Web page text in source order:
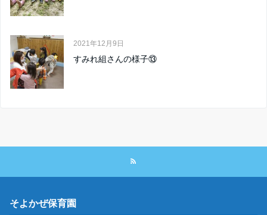
2021年12月9日
すみれ組さんの様子⑬
そよかぜ保育園